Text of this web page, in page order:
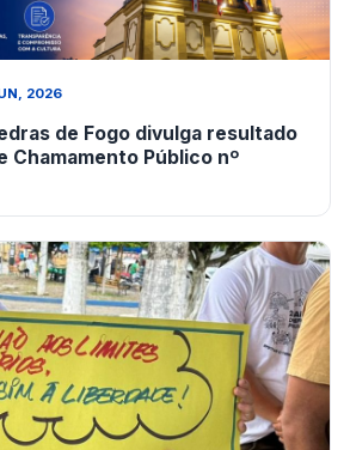
2026
de Fogo divulga resultado
Chamamento Público nº